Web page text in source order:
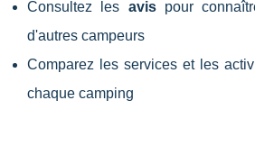
Consultez les avispour
d'autres campeurs
Comparez les services et les
chaque camping